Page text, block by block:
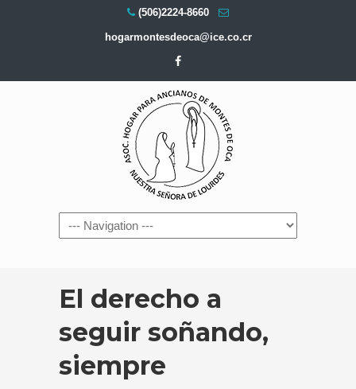
(506)2224-8660
hogarmontesdeoca@ice.co.cr
Navigation
El derecho a
seguir soñando,
siempre